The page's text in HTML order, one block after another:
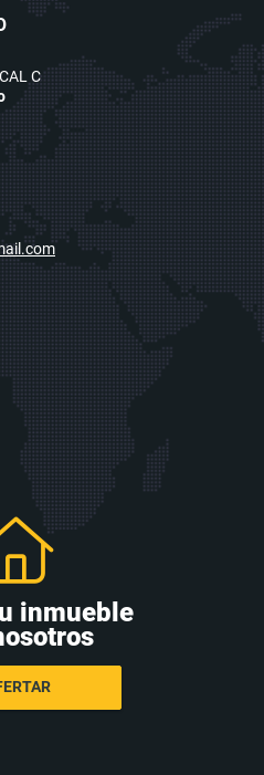
C
inmueble